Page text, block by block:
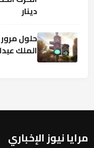
دينار
حلول
الملك
مرايا نيوز الإخباري